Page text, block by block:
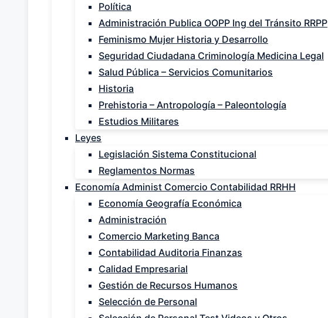
Política
Administración Publica OOPP Ing del Tránsito RRPP
Feminismo Mujer Historia y Desarrollo
Seguridad Ciudadana Criminología Medicina Legal
Salud Pública – Servicios Comunitarios
Historia
Prehistoria – Antropología – Paleontología
Estudios Militares
Leyes
Legislación Sistema Constitucional
Reglamentos Normas
Economía Administ Comercio Contabilidad RRHH
Economía Geografía Económica
Administración
Comercio Marketing Banca
Contabilidad Auditoria Finanzas
Calidad Empresarial
Gestión de Recursos Humanos
Selección de Personal